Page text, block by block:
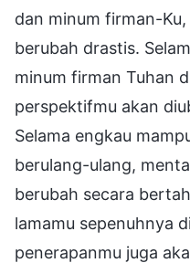
dan minum firman-
berubah drastis.
minum firman Tuhan
perspektifmu akan
Selama engkau
berulang-ulang,
berubah secara
lamamu sepenuhnya
penerapanmu juga